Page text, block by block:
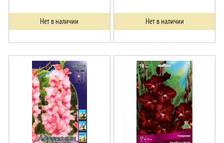
Нет в наличии Нет в наличии